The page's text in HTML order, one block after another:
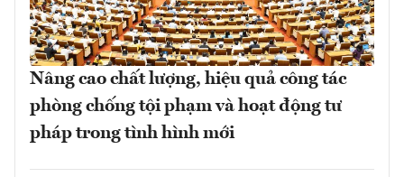
Nâng cao chất lượng, hiệu quả công tác
phòng chống tội phạm và hoạt động tư
pháp trong tình hình mới